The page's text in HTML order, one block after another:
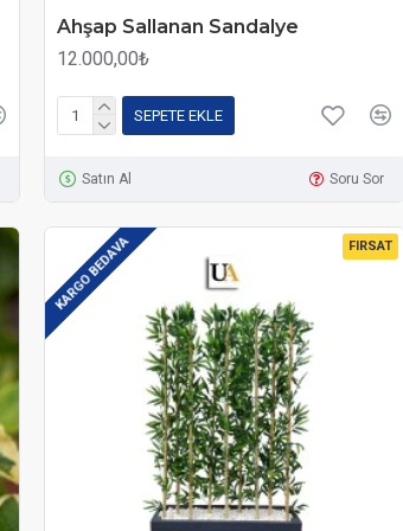
Ahşap Sallanan Sandalye
12.000,00₺
SEPETE EKLE
Satın Al Soru Sor
FIRSAT
KARGO BEDAVA